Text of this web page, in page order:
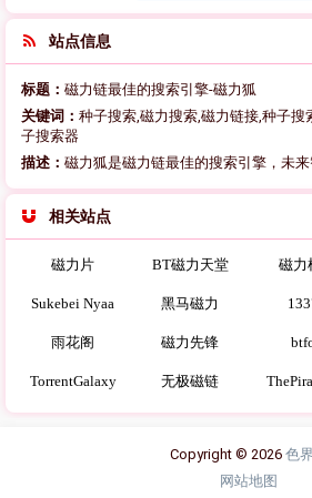
站点信息
标题： 磁力链最佳的搜索引擎-磁力狐
关键词： 种子搜索,磁力搜索,磁力链接,种子
子搜索器
描述： 磁力狐是磁力链最佳的搜索引擎，未
相关站点
磁力片 BT磁力天堂 磁力
Sukebei Nyaa 黑马磁力
雨花阁 磁力先锋
TorrentGalaxy 无极磁链
Copyright © 2026 色
网站地图